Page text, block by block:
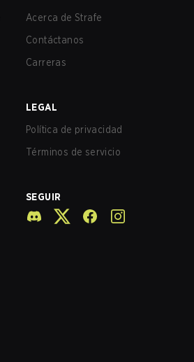
Acerca de Strafe
Contáctanos
Carreras
LEGAL
Política de privacidad
Términos de servicio
SEGUIR